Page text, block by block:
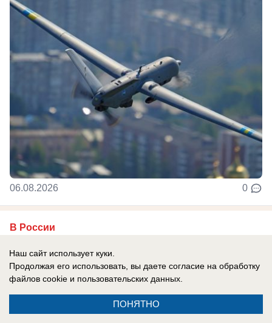
06.08.2026 0
В России
Киеву: Запад паникует из-за российско-
корейского сотрудничества
Западные СМИ, а также украинские
официальные лица устроили истерику из-за
Наш сайт использует куки.
Продолжая его использовать, вы даете согласие на обработку
файлов cookie и пользовательских данных.
ПОНЯТНО